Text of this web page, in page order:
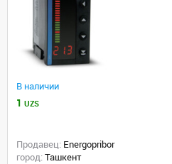
В наличии
1 UZS
Продавец: Energopribor
город: Ташкент